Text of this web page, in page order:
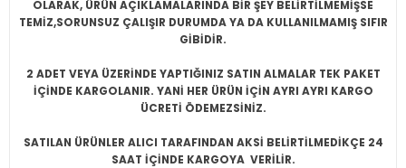
OLARAK, ÜRÜN AÇIKLAMALARINDA BİR ŞEY BELİRTİLMEMİŞSE
TEMİZ,SORUNSUZ ÇALIŞIR DURUMDA YA DA KULLANILMAMIŞ SIFIR
GİBİDİR.
2 ADET VEYA ÜZERİNDE YAPTIĞINIZ SATIN ALMALAR TEK PAKET
İÇİNDE KARGOLANIR. YANİ HER ÜRÜN İÇİN AYRI AYRI KARGO
ÜCRETİ ÖDEMEZSİNİZ.
SATILAN ÜRÜNLER ALICI TARAFINDAN AKSİ BELİRTİLMEDİKÇE 24
SAAT İÇİNDE KARGOYA VERİLİR.